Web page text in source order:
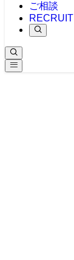
ご相談
RECRUIT